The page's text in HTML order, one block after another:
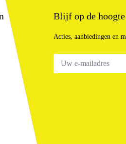
Blijf op de hoogte
Acties, aanbiedingen en